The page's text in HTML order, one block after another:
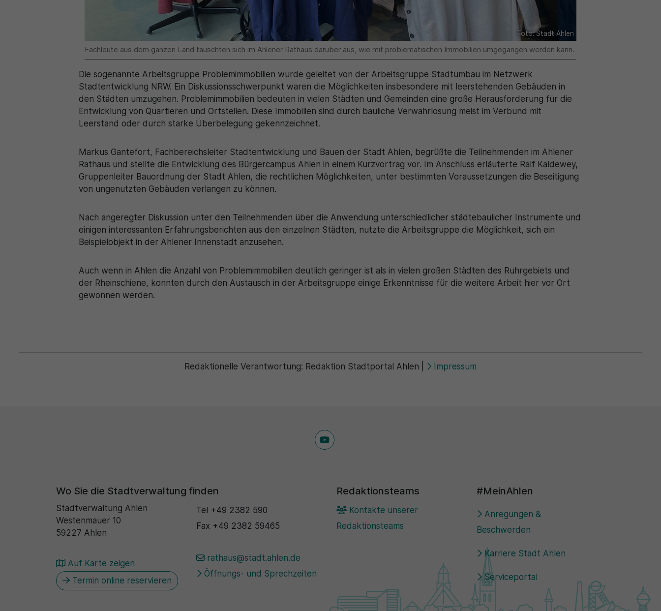
Foto: Stadt Ahlen
Fachleute aus dem ganzen Land tauschten sich im Ahlener Rathaus darüber aus, wie mit problematischen Immobilien umgegangen werden kann.
Die sogenannte Arbeitsgruppe Problemimmobilien wurde geleitet von der Arbeitsgruppe Stadtumbau im Netzwerk
Stadtentwicklung NRW. Ein Diskussionsschwerpunkt waren die Möglichkeiten insbesondere mit leerstehenden Gebäuden in
den Städten umzugehen. Problemimmobilien bedeuten in vielen Städten und Gemeinden eine große Herausforderung für die
Entwicklung von Quartieren und Ortsteilen. Diese Immobilien sind durch bauliche Verwahrlosung meist im Verbund mit
Leerstand oder durch starke Überbelegung gekennzeichnet.
Markus Gantefort, Fachbereichsleiter Stadtentwicklung und Bauen der Stadt Ahlen, begrüßte die Teilnehmenden im Ahlener
Rathaus und stellte die Entwicklung des Bürgercampus Ahlen in einem Kurzvortrag vor. Im Anschluss erläuterte Ralf Kaldewey,
Gruppenleiter Bauordnung der Stadt Ahlen, die rechtlichen Möglichkeiten, unter bestimmten Voraussetzungen die Beseitigung
von ungenutzten Gebäuden verlangen zu können.
Nach angeregter Diskussion unter den Teilnehmenden über die Anwendung unterschiedlicher städtebaulicher Instrumente und
einigen interessanten Erfahrungsberichten aus den einzelnen Städten, nutzte die Arbeitsgruppe die Möglichkeit, sich ein
Beispielobjekt in der Ahlener Innenstadt anzusehen.
Auch wenn in Ahlen die Anzahl von Problemimmobilien deutlich geringer ist als in vielen großen Städten des Ruhrgebiets und
der Rheinschiene, konnten durch den Austausch in der Arbeitsgruppe einige Erkenntnisse für die weitere Arbeit hier vor Ort
gewonnen werden.
Redaktionelle Verantwortung: Redaktion Stadtportal Ahlen Impressum
Wo Sie die Stadtverwaltung finden
Stadtverwaltung Ahlen
Westenmauer 10
59227 Ahlen
Auf Karte zeigen
Termin online reservieren
Tel +49 2382 590
Fax +49 2382 59465
rathaus@stadt.ahlen.de
Öffnungs- und Sprechzeiten
Redaktionsteams
Kontakte unserer
Redaktionsteams
#MeinAhlen
Anregungen &
Beschwerden
Karriere Stadt Ahlen
Serviceportal